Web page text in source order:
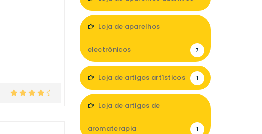
Loja de aparelhos
electrónicos 7
Loja de artigos artísticos 1
Loja de artigos de
aromaterapia 1